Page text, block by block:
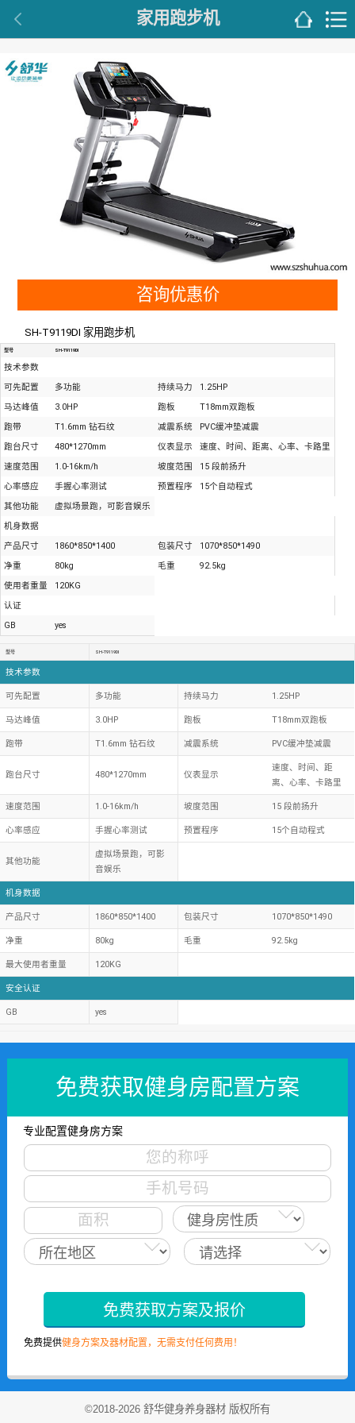
家用跑步机
咨询优惠价
SH-T9119DI 家用跑步机
型号 SH-T9119DI
技术参数
可先配置
多功能 持续马力
1.25HP
马达峰值
3.0HP 跑板
T18mm双跑板
跑带
T1.6mm 钻石纹 减震系统
PVC缓冲垫减震
跑台尺寸
480*1270mm 仪表显示
速度、时间、距离、心率、卡路里
速度范围
1.0-16km/h 坡度范围
15 段前扬升
心率感应
手握心率测试 预置程序
15个自动程式
其他功能
虚拟场景跑，可影音娱乐
机身数据
产品尺寸
1860*850*1400 包装尺寸
1070*850*1490
净重
80kg 毛重
92.5kg
使用者重量
120KG
认证
GB
yes
型号 SH-T9119DI
技术参数
可先配置 多功能 持续马力 1.25HP
马达峰值 3.0HP 跑板 T18mm双跑板
跑带 T1.6mm 钻石纹 减震系统 PVC缓冲垫减震
跑台尺寸 480*1270mm 仪表显示
速度、时间、距
离、心率、卡路里
速度范围 1.0-16km/h 坡度范围 15 段前扬升
心率感应 手握心率测试 预置程序 15个自动程式
其他功能
虚拟场景跑，可影
音娱乐
机身数据
产品尺寸 1860*850*1400 包装尺寸 1070*850*1490
净重 80kg 毛重 92.5kg
最大使用者重量 120KG
安全认证
GB yes
免费获取健身房配置方案
专业配置健身房方案
免费获取方案及报价
免费提供健身方案及器材配置，无需支付任何费用！
©2018-2026 舒华健身养身器材 版权所有